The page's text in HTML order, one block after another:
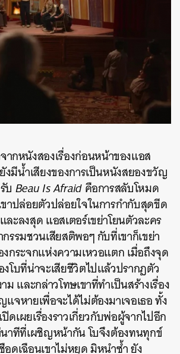
กหนังสองเรื่องก่อนหน้าของแอส
งมีน้ำเสียงของการเป็นหนังสยองขวัญ
บ Beau Is Afraidคือการสลับโหมด
าปล่อยตัวปล่อยใจในการกำกับสุดขีด
ะลงสุด แอสเตอร์เขย่าโยนตัวละคร
รรมชวนเสียสติพอๆ กับที่เขาก็เขย่า
กระจกแห่งความเหวอแตก เมื่อถึงจุด
โบที่น่าจะเสียชีวิตไปแล้วปรากฏตัว
และกล่าวโทษเขาที่ทำเป็นสร้างเรื่อง
จหายเพื่อจะได้ไม่ต้องมาเจอเธอ ทั้ง
ปิดเผยเรื่องราวเกี่ยวกับพ่อผู้จากไปอีก
าทีที่เผชิญหน้ากัน โบจึงต้องทนทุกข์
ดเฉือนเขาไม่หยุด มิหนำซ้ำ ยัง
TWEET LINE EMAIL